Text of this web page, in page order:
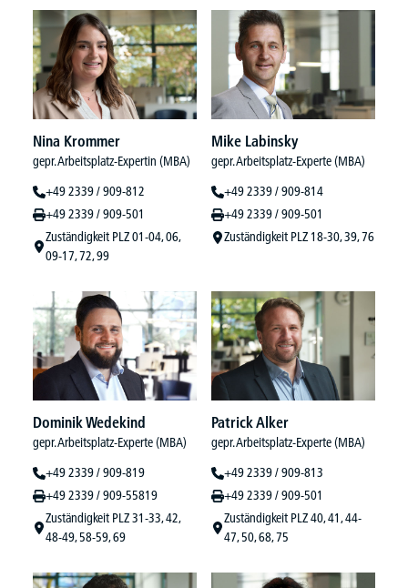
Nina Krommer
gepr. Arbeitsplatz-Expertin (MBA)
+49 2339 / 909-812
+49 2339 / 909-501
Zuständigkeit PLZ 01-04, 06,
09-17, 72, 99
Mike Labinsky
gepr. Arbeitsplatz-Experte (MBA)
+49 2339 / 909-814
+49 2339 / 909-501
Zuständigkeit PLZ 18-30, 39, 76
Dominik Wedekind
gepr. Arbeitsplatz-Experte (MBA)
+49 2339 / 909-819
+49 2339 / 909-55819
Zuständigkeit PLZ 31-33, 42,
48-49, 58-59, 69
Patrick Alker
gepr. Arbeitsplatz-Experte (MBA)
+49 2339 / 909-813
+49 2339 / 909-501
Zuständigkeit PLZ 40, 41, 44-
47, 50, 68, 75